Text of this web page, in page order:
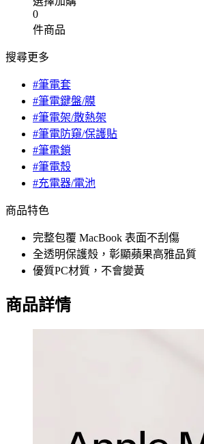
0
件商品
搜尋更多
#筆電套
#筆電鍵盤/膜
#筆電架/散熱架
#筆電防窺/保護貼
#筆電鎖
#筆電殼
#充電器/電池
商品特色
完整包覆 MacBook 表面不刮傷
全透明保護殼，彰顯蘋果高雅品質
優質PC材質，不會變黃
商品詳情